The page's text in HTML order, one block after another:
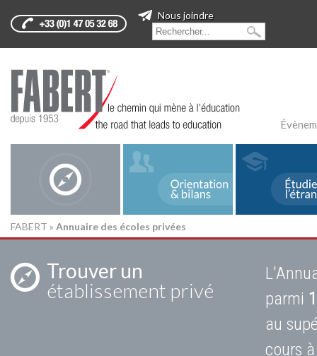
Nous joindre
FABERT » Annuaire des écoles privées
Trouver un
établissement privé
parmi
au
cours